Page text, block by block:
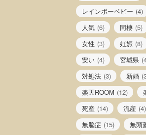
レインボーベビー (4)
人気 (6) 同棲 (5)
女性 (3) 妊娠 (8)
安い (4) 宮城県
対処法 (3) 新婚
楽天ROOM (12)
死産 (14) 流産 (4)
無脳症 (15) 無頭